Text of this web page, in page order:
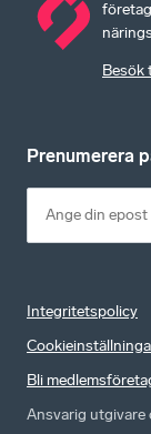
Besök
Prenumerera
Integritetspolicy
Bli
Ansvarig